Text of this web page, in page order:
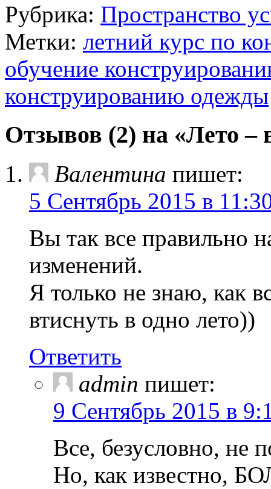
Рубрика: Пространство
Метки: летний курс по
обучение
конструированию одежды
Отзывов (2) на «Лето –
Валентина пишет:
5 Сентябрь 2015 в
Вы так все правильно
изменений.
Я только не знаю, как
втиснуть в одно лето))
Ответить
admin пишет:
9 Сентябрь 2015 в
Все, безусловно, не
Но, как известно,